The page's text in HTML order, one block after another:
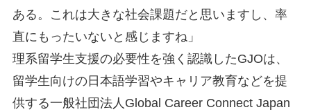
ある。これは大きな社会課題だと思いますし、率
直にもったいないと感じますね」
理系留学生支援の必要性を強く認識したGJOは、
留学生向けの日本語学習やキャリア教育などを提
供する一般社団法人Global Career Connect Japan